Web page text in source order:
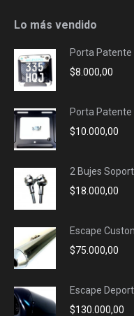
opens
new
window
opens
new
window
opens
new
window
opens
new
window
Lo más vendido
Porta Patente
$8.000,00
Porta
$10.000,00
2 Bujes
$18.000,00
Escape
$75.000,00
Escape
$130.000,00